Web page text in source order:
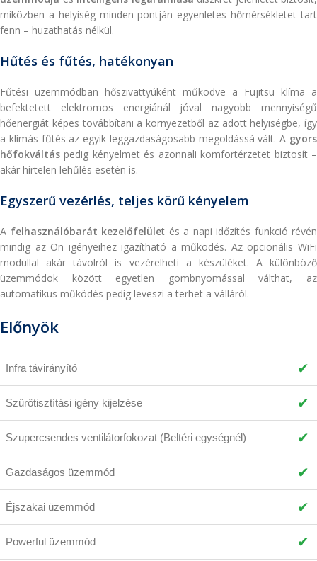
miközben a helyiség minden pontján egyenletes hőmérsékletet tart
fenn – huzathatás nélkül.
Hűtés és fűtés, hatékonyan
Fűtési üzemmódban hőszivattyúként működve a Fujitsu klíma a
befektetett elektromos energiánál jóval nagyobb mennyiségű
hőenergiát képes továbbítani a környezetből az adott helyiségbe, így
a klímás fűtés az egyik leggazdaságosabb megoldássá vált. A gyors
hőfokváltás pedig kényelmet és azonnali komfortérzetet biztosít –
akár hirtelen lehűlés esetén is.
Egyszerű vezérlés, teljes körű kényelem
A felhasználóbarát kezelőfelület és a napi időzítés funkció révén
mindig az Ön igényeihez igazítható a működés. Az opcionális WiFi
modullal akár távolról is vezérelheti a készüléket. A különböző
üzemmódok között egyetlen gombnyomással válthat, az
automatikus működés pedig leveszi a terhet a válláról.
Előnyök
Infra távirányító ✔
Szűrőtisztítási igény kijelzése ✔
Szupercsendes ventilátorfokozat (Beltéri egységnél) ✔
Gazdaságos üzemmód ✔
Éjszakai üzemmód ✔
Powerful üzemmód ✔